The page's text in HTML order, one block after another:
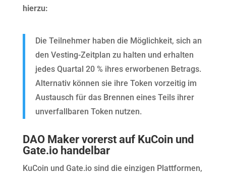
hierzu:
Die Teilnehmer haben die Möglichkeit, sich an
den Vesting-Zeitplan zu halten und erhalten
jedes Quartal 20 % ihres erworbenen Betrags.
Alternativ können sie ihre Token vorzeitig im
Austausch für das Brennen eines Teils ihrer
unverfallbaren Token nutzen.
DAO Maker vorerst auf KuCoin und
Gate.io handelbar
KuCoin und Gate.io sind die einzigen Plattformen,